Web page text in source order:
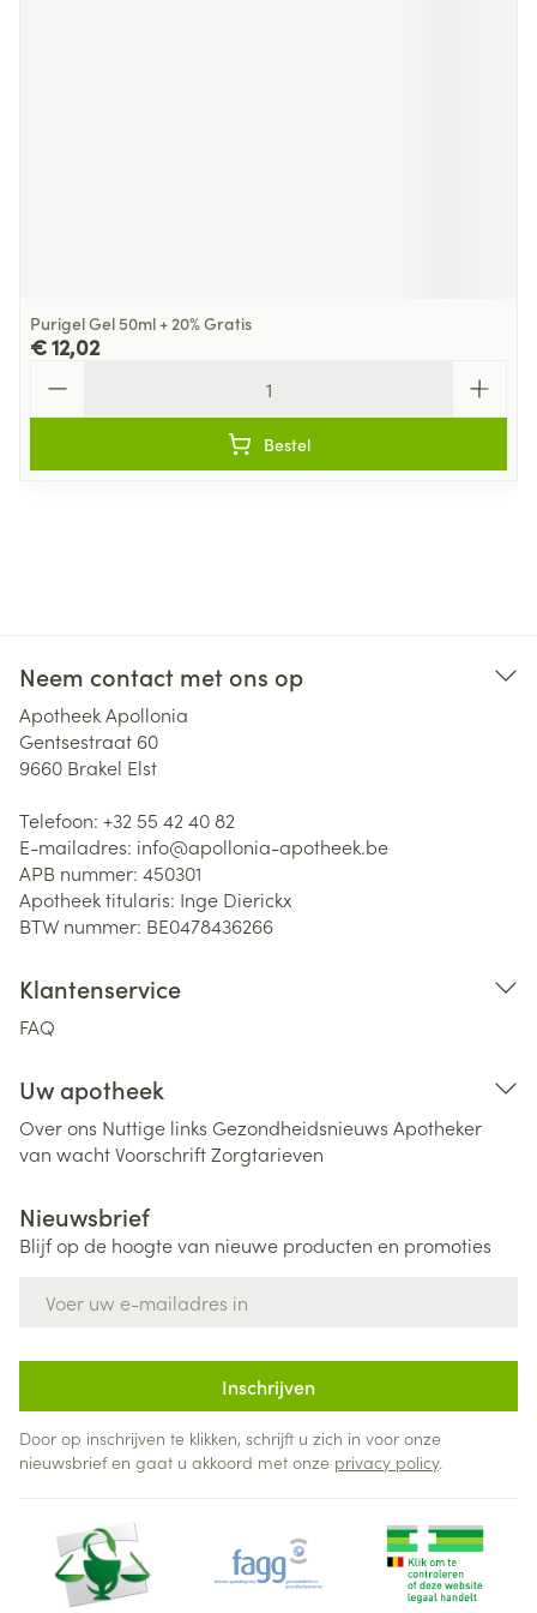
Purigel Gel 50ml + 20% Gratis
€ 12,02
Bestel
Neem contact met ons op
Apotheek Apollonia
Gentsestraat 60
9660 Brakel Elst
Telefoon: +32 55 42 40 82
E-mailadres: info@apollonia-apotheek.be
APB nummer: 450301
Apotheek titularis: Inge Dierickx
BTW nummer: BE0478436266
Klantenservice
FAQ
Uw apotheek
Over ons Nuttige links Gezondheidsnieuws Apotheker
van wachtVoorschriftZorgtarieven
Nieuwsbrief
Blijf op de hoogte van nieuwe producten en promoties
Inschrijven
Door op inschrijven te klikken, schrijft u zich in voor onze
nieuwsbrief en gaat u akkoord met onze privacy policy.